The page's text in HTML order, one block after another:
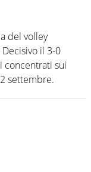
del volley
il 3-0
concentrati sui
settembre.